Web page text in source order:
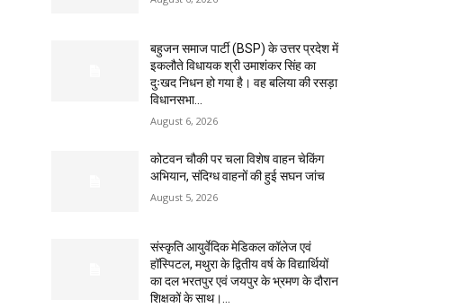
बहुजन समाज पार्टी (BSP) के उत्तर प्रदेश में
इकलौते विधायक श्री उमाशंकर सिंह का
दुःखद निधन हो गया है। वह बलिया की रसड़ा
विधानसभा...
August 6, 2026
कोटवन चौकी पर चला विशेष वाहन चेकिंग
अभियान, संदिग्ध वाहनों की हुई सघन जांच
August 5, 2026
संस्कृति आयुर्वेदिक मेडिकल कॉलेज एवं
हॉस्पिटल, मथुरा के द्वितीय वर्ष के विद्यार्थियों
का दल भरतपुर एवं जयपुर के भ्रमण के दौरान
शिक्षकों के साथ।...